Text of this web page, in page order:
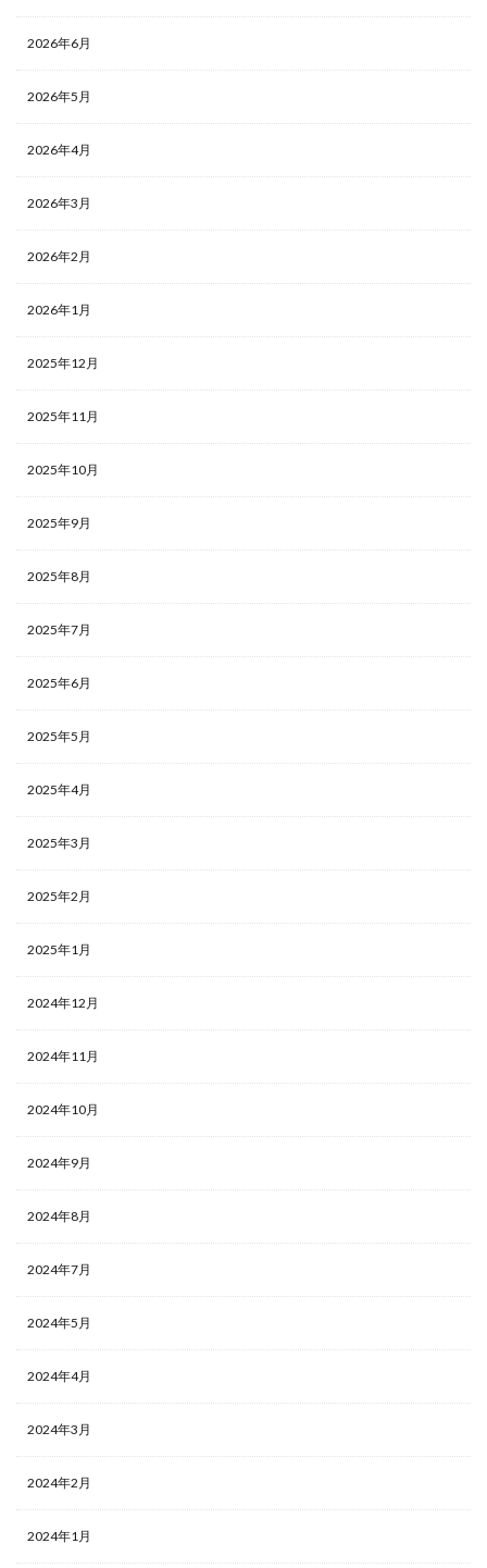
2026年6月
2026年5月
2026年4月
2026年3月
2026年2月
2026年1月
2025年12月
2025年11月
2025年10月
2025年9月
2025年8月
2025年7月
2025年6月
2025年5月
2025年4月
2025年3月
2025年2月
2025年1月
2024年12月
2024年11月
2024年10月
2024年9月
2024年8月
2024年7月
2024年5月
2024年4月
2024年3月
2024年2月
2024年1月